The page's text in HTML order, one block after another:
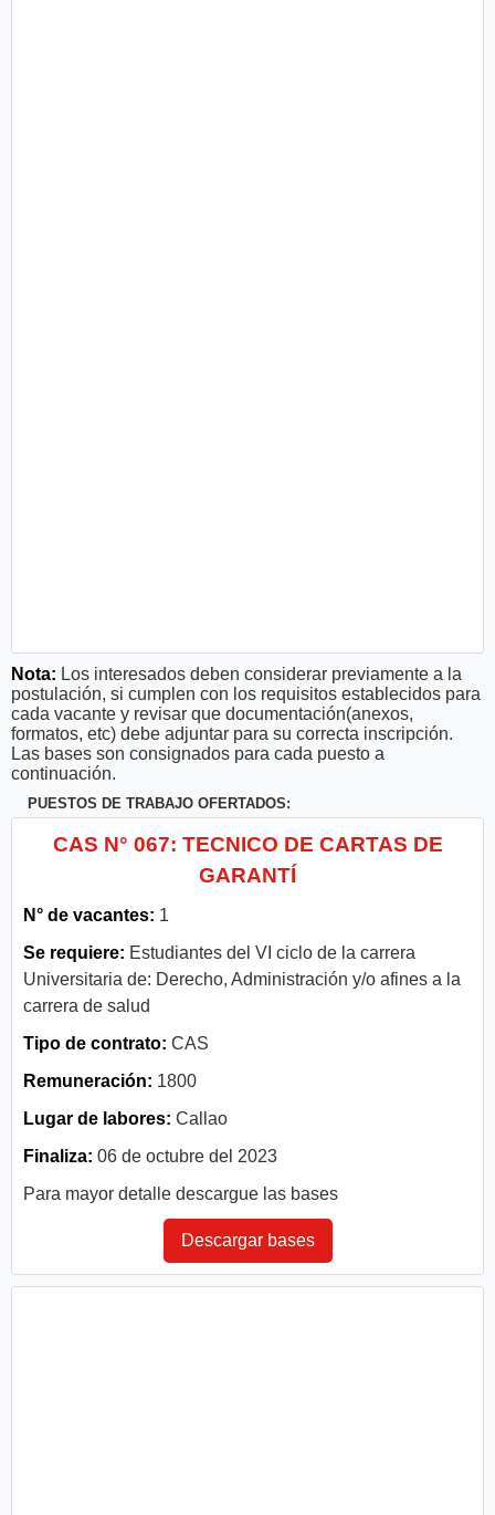
Nota: Los interesados deben considerar previamente a la
postulación, si cumplen con los requisitos establecidos para
cada vacante y revisar que documentación(anexos,
formatos, etc) debe adjuntar para su correcta inscripción.
Las bases son consignados para cada puesto a
continuación.
PUESTOS DE TRABAJO OFERTADOS:
CAS N° 067: TECNICO DE CARTAS DE
GARANTÍ
N° de vacantes: 1
Se requiere: Estudiantes del VI ciclo de la carrera
Universitaria de: Derecho, Administración y/o afines a la
carrera de salud
Tipo de contrato: CAS
Remuneración: 1800
Lugar de labores: Callao
Finaliza: 06 de octubre del 2023
Para mayor detalle descargue las bases
Descargar bases